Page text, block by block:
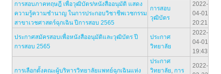
การสอบภาคทฤษฎี เพื่อวุฒิบัตร/หนังสืออนุมัติ แสดง
ความรู้ความชำนาญ ในการประกอบวิชาชีพเวชกรรม
สาขาเวชศาสตร์ฉุกเฉิน ปีการสอบ 2565
การสอบ
วุฒิบัตร
2022-
04-01
20:21
ประกาศสมัครสอบเพื่อหนังสืออนุมัติและวุฒิบัตร ปี
การสอบ 2565
ประกาศ
วิทยาลัย
2022-
04-01
19:43
การเลือกตั้งคณะผู้บริหารวิทยาลัยแพทย์ฉุกเฉินแห่ง
ประกาศ
วิทยาลัย, การ
2022-